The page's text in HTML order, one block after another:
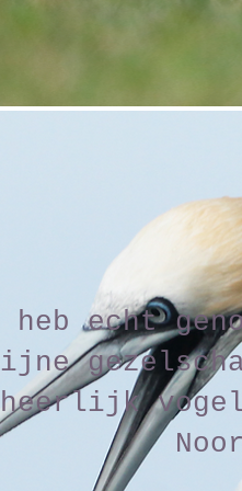
echt
heerlijk